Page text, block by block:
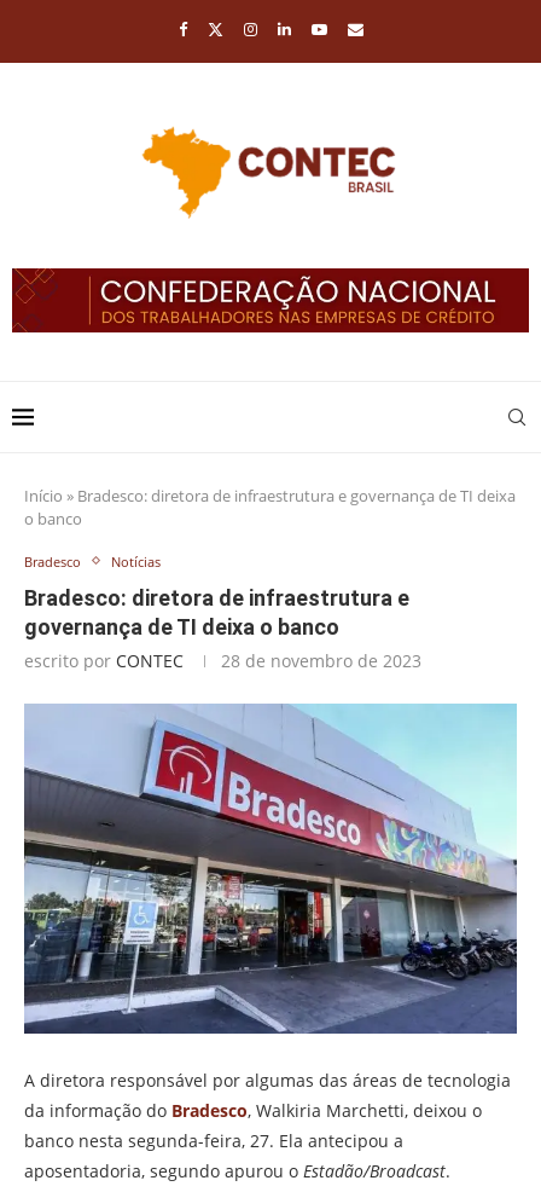
Início » Bradesco: diretora de infraestrutura e governança de TI deixa
o banco
Bradesco Notícias
Bradesco: diretora de infraestrutura e
governança de TI deixa o banco
escrito por CONTEC 28 de novembro de 2023
A diretora responsável por algumas das áreas de tecnologia
da informação do Bradesco, Walkiria Marchetti, deixou o
banco nesta segunda-feira, 27. Ela antecipou a
aposentadoria, segundo apurou o Estadão/Broadcast.